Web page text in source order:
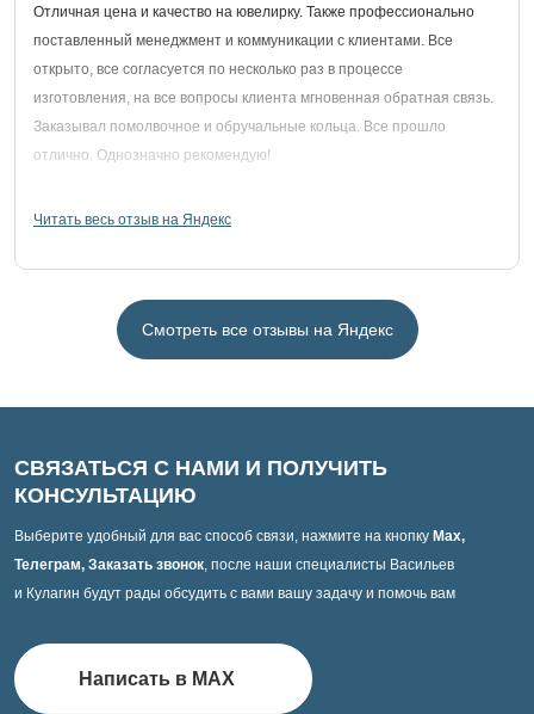
Отличная цена и качество на ювелирку. Также профессионально
поставленный менеджмент и коммуникации с клиентами. Все
открыто, все согласуется по несколько раз в процессе
изготовления, на все вопросы клиента мгновенная обратная связь.
Заказывал помолвочное и обручальные кольца. Все прошло
отлично. Однозначно рекомендую!
Читать весь отзыв на Яндекс
Смотреть все отзывы на Яндекс
СВЯЗАТЬСЯ С НАМИ И ПОЛУЧИТЬ
КОНСУЛЬТАЦИЮ
Выберите удобный для вас способ связи, нажмите на кнопку Max,
Телеграм, Заказать звонок, после наши специалисты Васильев
и Кулагин будут рады обсудить с вами вашу задачу и помочь вам
Написать в MAX